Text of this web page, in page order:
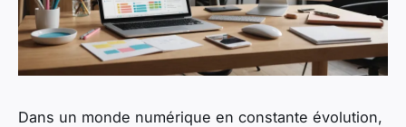
Dans un monde numérique en constante évolution,